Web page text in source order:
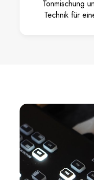
Tonmischung
Technik für